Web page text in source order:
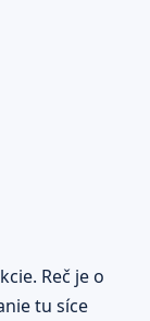
Reč je o
tu síce